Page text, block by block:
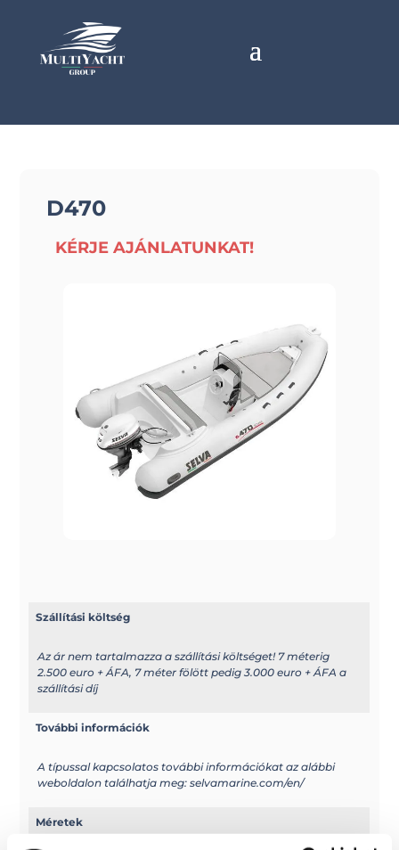
D470
KÉRJE AJÁNLATUNKAT!
Méretek
Szállítási költség
Az ár nem tartalmazza a szállítási költséget! 7 méterig
2.500 euro + ÁFA, 7 méter fölött pedig 3.000 euro + ÁFA a
szállítási díj
További információk
A típussal kapcsolatos további információkat az alábbi
weboldalon találhatja meg: selvamarine.com/en/